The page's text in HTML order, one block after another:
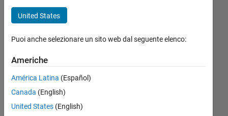
inside
Function in
the form of
a
command?
United States
Puoi anche selezionare un sito web dal seguente elenco:
Americhe
América Latina (Español)
Canada (English)
United States (English)